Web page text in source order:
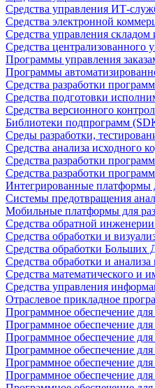
Средства управления ИТ-
Средства электронной
Средства управления
Средства централизованного
Программы управления
Программы
Средства разработки
Средства подготовки
Средства версионного
Библиотеки подпрограмм
Среды разработки,
Средства анализа исходного
Средства разработки
Средства разработки
Интегрированные платформы
Системы предотвращения
Мобильные платформы для
Средства обратной
Средства обработки и
Средства обработки Больших
Средства обработки и
Средства математического и
Средства управления
Отраслевое прикладное
Программное обеспечение
Программное обеспечение
Программное обеспечение
Программное обеспечение
Программное обеспечение
Программное обеспечение для